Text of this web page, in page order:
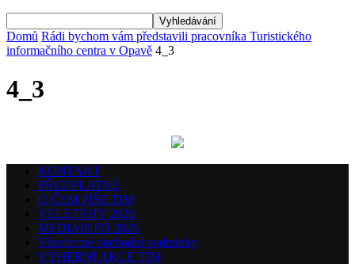
Domů Rádi bychom vám představili pracovníka Turistického
informačního centra v Opavě 4_3
4_3
KONTAKT
PŘEDPLATNÉ
O ČEM PÍŠE TIM
VELETRHY 2026
MEDIAINFO 2026
Všeobecné obchodní podmínky
VÝHERNÍ AKCE TIM